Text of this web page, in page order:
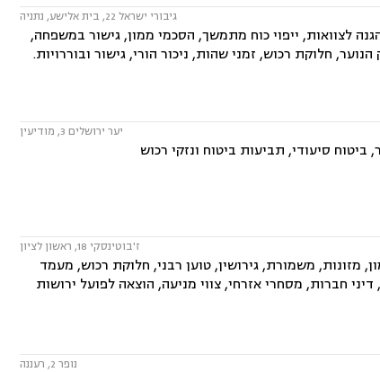
גיבורי ישראל 22, בית אלישע, נתניה
לצוואות, ייפוי כוח מתמשך, הסכמי ממון, גישור במשפחה,
חלוקת רכוש, זמני שהות, ניכור הורי, גישור ובוררויות.
יער ירושלים 3, מודיעין
סיעודי, תביעות ביטוח ונזקי רכוש
ז'בוטינסקי 18, ראשון לציון
מזונות, משמורת, גירושין, טוען רבני, חלוקת רכוש, מעמד
חברות, מסחרי אזרחי, צווי מניעה, הוצאה לפועל ירושות
נופר 2, רעננה